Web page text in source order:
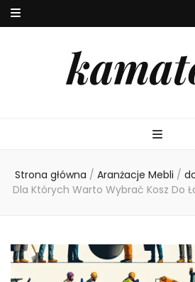
Strona główna / Aranżacje Mebli /
Dla Których Warto Wybrać Kosz Do